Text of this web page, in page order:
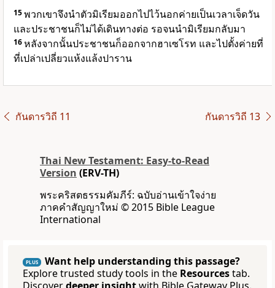
15พวกเขาจึงนำตัวมิเรียมออกไปไว้นอกค่ายเป็นเวลาเจ็ดวัน
และประชาชนก็ไม่ได้เดินทางต่อ รอจนนำมิเรียมกลับมา
16หลังจากนั้นประชาชนก็ออกจากฮาเซโรท และไปตั้งค่ายที่
ที่เปล่าเปลี่ยวแห้งแล้งปาราน
กันดารวิถี 11 กันดารวิถี 13
Thai New Testament: Easy-to-Read
Version (ERV-TH)
พระคริสตธรรมคัมภีร์: ฉบับอ่านเข้าใจง่าย
ภาคคำสัญญาใหม่ © 2015 Bible League
International
PLUS
Want help understanding this passage?
Explore trusted study tools in the Resourcestab.